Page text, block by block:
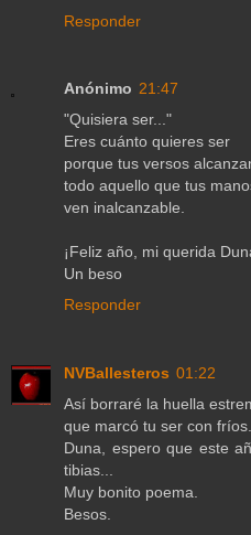
Responder
Anónimo 21:47
"Quisiera ser..."
Eres cuánto quieres ser
porque tus versos
todo aquello que tus
ven inalcanzable.
¡Feliz año, mi querida
Un beso
Responder
NVBallesteros 01:22
Así borraré la huella
que marcó tu ser con fríos.
Duna, espero que este
tibias...
Muy bonito poema.
Besos.